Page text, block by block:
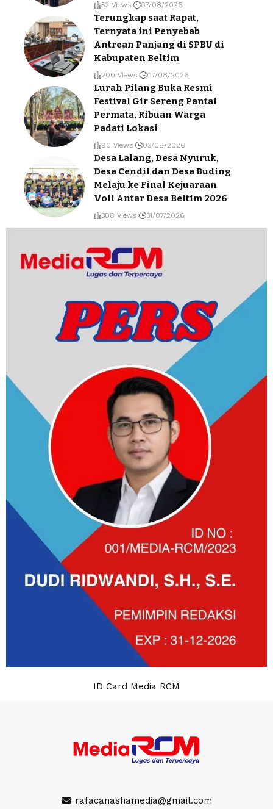
52 Views 07/08/2026
Terungkap saat Rapat,
Ternyata ini Penyebab
Antrean Panjang di SPBU di
Kabupaten Beltim
200 Views 07/08/2026
Lurah Pilang Buka Resmi
Festival Gir Sereng Pantai
Permata, Ribuan Warga
Padati Lokasi
90 Views 03/08/2026
Desa Lalang, Desa Nyuruk,
Desa Cendil dan Desa Buding
Melaju ke Final Kejuaraan
Voli Antar Desa Beltim 2026
308 Views 31/07/2026
ID Card Media RCM
rafacanashamedia@gmail.com